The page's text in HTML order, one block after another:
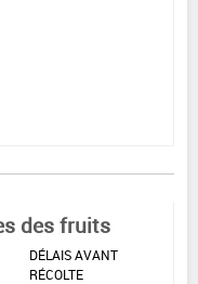
des fruits
DÉLAIS AVANT
RÉCOLTE